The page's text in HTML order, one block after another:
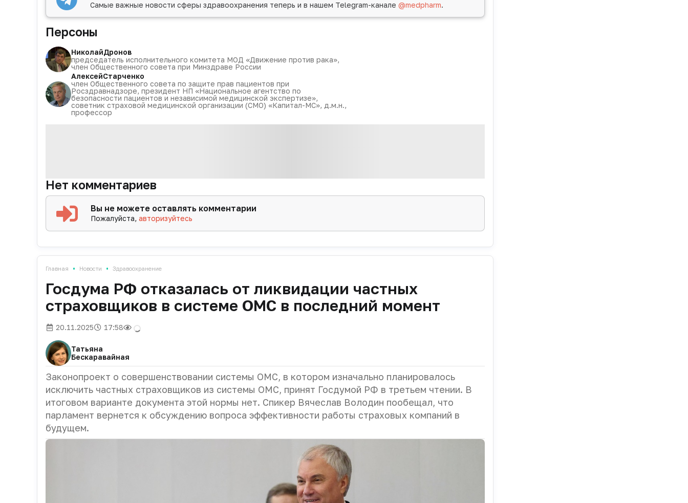
Самые важные новости сферы здравоохранения теперь и в нашем Telegram-канале@medpharm.
Персоны
НиколайДронов
председатель исполнительного комитета МОД «Движение против рака»,
член Общественного совета при Минздраве России
АлексейСтарченко
член Общественного совета по защите прав пациентов при
Росздравнадзоре, президент НП «Национальное агентство по
безопасности пациентов и независимой медицинской экспертизе»,
советник страховой медицинской организации (СМО) «Капитал-МС», д.м.н.,
профессор
Нет комментариев
Вы не можете оставлять комментарии
Пожалуйста,авторизуйтесь
Главная • Новости • Здравоохранение
Госдума РФ отказалась от ликвидации частных
страховщиков в системе ОМС в последний момент
20.11.2025 17:58
Татьяна
Бескаравайная
Законопроект о совершенствовании системы ОМС, в котором изначально планировалось
исключить частных страховщиков из системы ОМС, принят Госдумой РФ в третьем чтении. В
итоговом варианте документа этой нормы нет. Спикер Вячеслав Володин пообещал, что
парламент вернется к обсуждению вопроса эффективности работы страховых компаний в
будущем.